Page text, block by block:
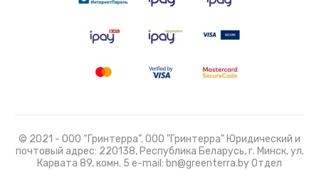
© 2021 - ООО “Гринтерра”. ООО "Гринтерра" Юридический и
почтовый адрес: 220138, Республика Беларусь, г. Минск, ул.
Карвата 89, комн. 5 e-mail: bn@greenterra.by Отдел